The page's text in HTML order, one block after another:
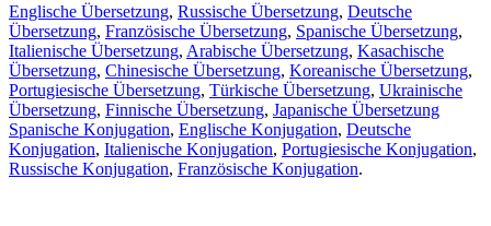
Englische Übersetzung, Russische Übersetzung, Deutsche
Übersetzung, Französische Übersetzung, Spanische Übersetzung,
Italienische Übersetzung, Arabische Übersetzung, Kasachische
Übersetzung, Chinesische Übersetzung, Koreanische Übersetzung,
Portugiesische Übersetzung, Türkische Übersetzung, Ukrainische
Übersetzung, Finnische Übersetzung, Japanische Übersetzung
Spanische Konjugation, Englische Konjugation, Deutsche
Konjugation, Italienische Konjugation, Portugiesische Konjugation,
Russische Konjugation, Französische Konjugation.